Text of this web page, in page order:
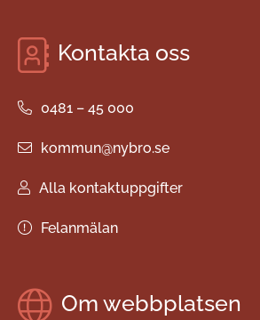
Kontakta oss
0481 – 45 000
kommun@nybro.se
Alla kontaktuppgifter
Felanmälan
Om webbplatsen